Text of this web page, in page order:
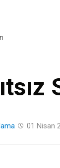
01 Nisan